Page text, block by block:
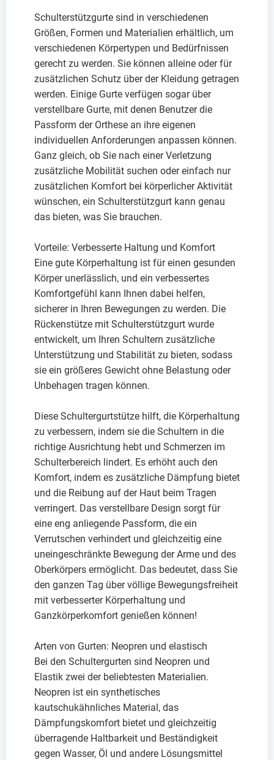
Schulterstützgurte sind in verschiedenen
Größen, Formen und Materialien erhältlich, um
verschiedenen Körpertypen und Bedürfnissen
gerecht zu werden. Sie können alleine oder für
zusätzlichen Schutz über der Kleidung getragen
werden. Einige Gurte verfügen sogar über
verstellbare Gurte, mit denen Benutzer die
Passform der Orthese an ihre eigenen
individuellen Anforderungen anpassen können.
Ganz gleich, ob Sie nach einer Verletzung
zusätzliche Mobilität suchen oder einfach nur
zusätzlichen Komfort bei körperlicher Aktivität
wünschen, ein Schulterstützgurt kann genau
das bieten, was Sie brauchen.
Vorteile: Verbesserte Haltung und Komfort
Eine gute Körperhaltung ist für einen gesunden
Körper unerlässlich, und ein verbessertes
Komfortgefühl kann Ihnen dabei helfen,
sicherer in Ihren Bewegungen zu werden. Die
Rückenstütze mit Schulterstützgurt wurde
entwickelt, um Ihren Schultern zusätzliche
Unterstützung und Stabilität zu bieten, sodass
sie ein größeres Gewicht ohne Belastung oder
Unbehagen tragen können.
Diese Schultergurtstütze hilft, die Körperhaltung
zu verbessern, indem sie die Schultern in die
richtige Ausrichtung hebt und Schmerzen im
Schulterbereich lindert. Es erhöht auch den
Komfort, indem es zusätzliche Dämpfung bietet
und die Reibung auf der Haut beim Tragen
verringert. Das verstellbare Design sorgt für
eine eng anliegende Passform, die ein
Verrutschen verhindert und gleichzeitig eine
uneingeschränkte Bewegung der Arme und des
Oberkörpers ermöglicht. Das bedeutet, dass Sie
den ganzen Tag über völlige Bewegungsfreiheit
mit verbesserter Körperhaltung und
Ganzkörperkomfort genießen können!
Arten von Gurten: Neopren und elastisch
Bei den Schultergurten sind Neopren und
Elastik zwei der beliebtesten Materialien.
Neopren ist ein synthetisches
kautschukähnliches Material, das
Dämpfungskomfort bietet und gleichzeitig
überragende Haltbarkeit und Beständigkeit
gegen Wasser, Öl und andere Lösungsmittel